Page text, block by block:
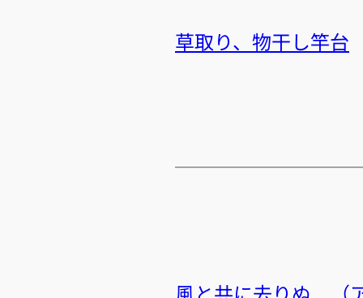
草取り、物干し竿台